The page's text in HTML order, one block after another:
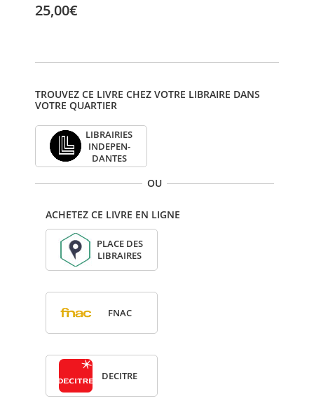
25,00€
TROUVEZ CE LIVRE CHEZ VOTRE LIBRAIRE DANS
VOTRE QUARTIER
LIBRAI­RIES
INDE­PEN­
DANTES
OU
ACHETEZ CE LIVRE EN LIGNE
PLACE DES
LIBRAIRES
FNAC
DECITRE